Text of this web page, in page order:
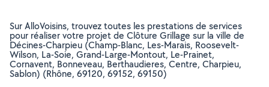
Sur AlloVoisins, trouvez toutes les prestations de services
pour réaliser votre projet de Clôture Grillage sur la ville de
Décines-Charpieu (Champ-Blanc, Les-Marais, Roosevelt-
Wilson, La-Soie, Grand-Large-Montout, Le-Prainet,
Cornavent, Bonneveau, Berthaudieres, Centre, Charpieu,
Sablon) (Rhône, 69120, 69152, 69150)